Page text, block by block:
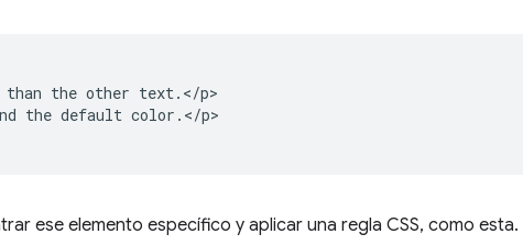
the other text.</p>
the default color.</p>
ese elemento específico y aplicar una regla CSS, como esta.